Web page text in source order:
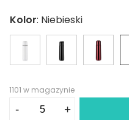
Kolor: Niebieski
1101 w magazynie
- +